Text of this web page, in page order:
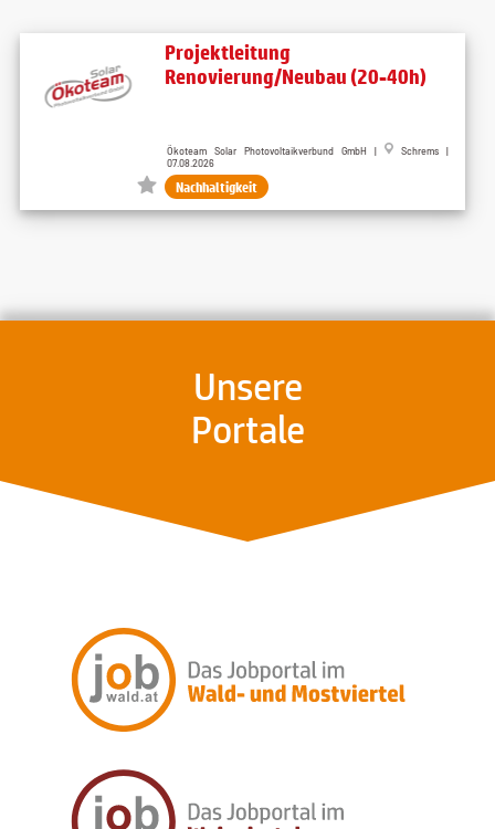
Projektleitung
Renovierung/Neubau (20-40h)
Ökoteam Solar Photovoltaikverbund GmbH |
Schrems |
07.08.2026
Nachhaltigkeit
Unsere
Portale